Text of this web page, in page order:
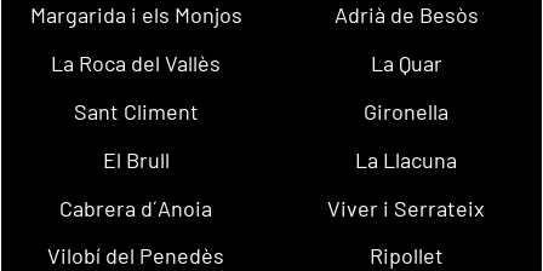
Margarida i els Monjos
Adrià de Besòs
La Roca del Vallès
La Quar
Sant Climent
Gironella
El Brull
La Llacuna
Cabrera d´Anoia
Viver i Serrateix
Vilobí del Penedès
Ripollet